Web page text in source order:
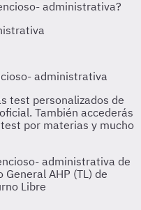
administrativa de
AHP (TL) de
Libre